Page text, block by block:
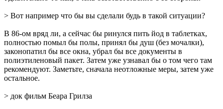
> Вот например что бы вы сделали будь в такой ситуации?
В 86-ом вряд ли, а сейчас бы ринулся пить йод в таблетках,
полностью помыл бы полы, принял бы душ (без мочалки),
законопатил бы все окна, убрал бы все документы в
полиэтиленовый пакет. Затем уже узнавал бы о том чего там
рекомендуют. Заметьте, сначала неотложные меры, затем уже
остальное.
> док фильм Беара Грилза